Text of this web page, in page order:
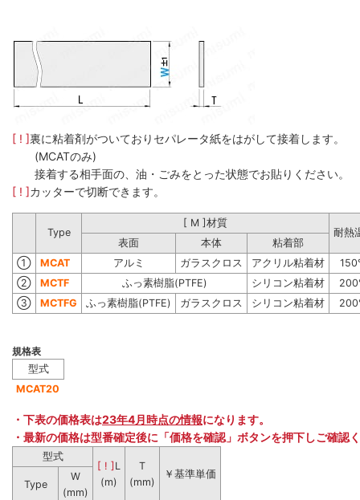
[ ! ]裏に粘着剤がついておりセパレータ紙をはがして接着します。
(MCATのみ)
接着する相手面の、油・ごみをとった状態でお貼りください。
[ ! ]カッターで切断できます。
Type
[ M ]材質
耐熱
表面
本体
粘着部
①
MCAT アルミ ガラスクロス アクリル粘着材
②
MCTF ふっ素樹脂(PTFE) シリコン粘着材
③
MCTFG ふっ素樹脂(PTFE) ガラスクロス シリコン粘着材
規格表
型式
MCAT20
・下表の価格表は23年4月時点の情報になります。
・最新の価格は型番確定後に「価格を確認」ボタンを押下しご確認
型式
[ ! ] L
(m)
T
(mm)
￥基準単価
Type
W
(mm)